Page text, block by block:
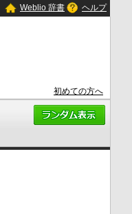
Weblio 辞書 ヘルプ
初めての方へ